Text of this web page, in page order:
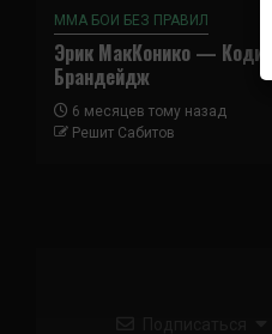
ММА БОИ БЕЗ ПРАВИЛ
Эрик МакКонико — Коди
Брандейдж
6 месяцев тому назад
Решит Сабитов